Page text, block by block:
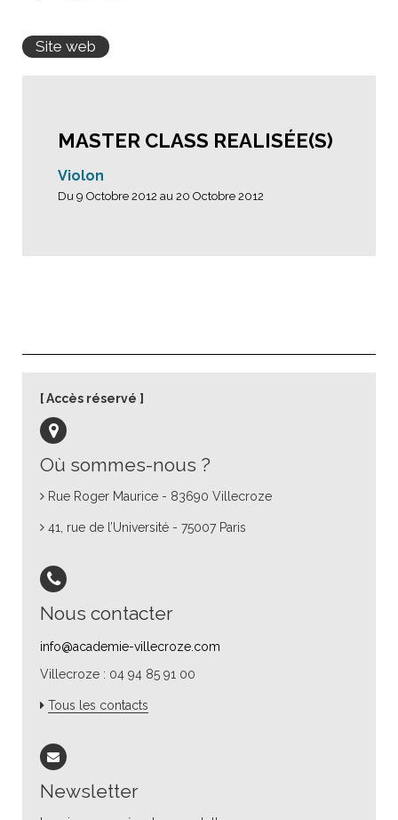
Site web
MASTER CLASS REALISÉE(S)
Violon
Du 9 Octobre 2012 au 20 Octobre 2012
Où sommes-nous ?
Rue Roger Maurice - 83690 Villecroze
41, rue de l’Université - 75007 Paris
Nous contacter
info@academie-villecroze.com
Villecroze : 04 94 85 91 00
Tous les contacts
Newsletter
Accès réservé